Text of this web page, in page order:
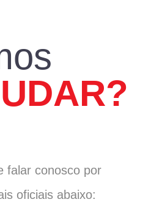
falar conosco por
oficiais abaixo: